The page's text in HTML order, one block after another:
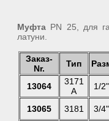
Муфта PN 25, для
латуни.
Заказ-
Nr.
Тип
13064
3171
A
1/
13065 3181 3/